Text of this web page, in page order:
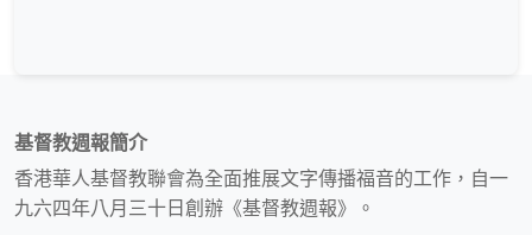
基督教週報簡介
香港華人基督教聯會為全面推展文字傳播福音的工作，自一
九六四年八月三十日創辦《基督教週報》。